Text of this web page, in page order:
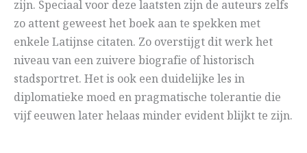
zijn. Speciaal voor deze laatsten zijn de auteurs zelfs
zo attent geweest het boek aan te spekken met
enkele Latijnse citaten. Zo overstijgt dit werk het
niveau van een zuivere biografie of historisch
stadsportret. Het is ook een duidelijke les in
diplomatieke moed en pragmatische tolerantie die
vijf eeuwen later helaas minder evident blijkt te zijn.